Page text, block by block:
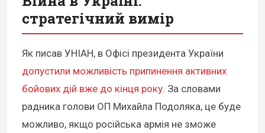
стратегічний вимір
Як писав УНІАН, в Офісі президента України
допустили можливість припинення активних
бойових дій вже до кінця року. За словами
радника голови ОП Михайла Подоляка, це буде
можливо, якщо російська армія не зможе